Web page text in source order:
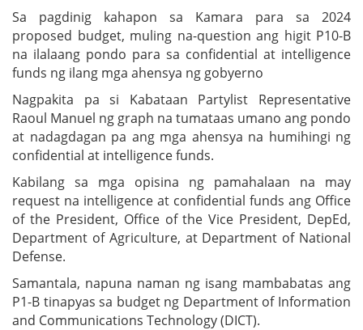
Sa pagdinig kahapon sa Kamara para sa 2024
proposed budget, muling na-question ang higit P10-B
na ilalaang pondo para sa confidential at intelligence
funds ng ilang mga ahensya ng gobyerno
Nagpakita pa si Kabataan Partylist Representative
Raoul Manuel ng graph na tumataas umano ang pondo
at nadagdagan pa ang mga ahensya na humihingi ng
confidential at intelligence funds.
Kabilang sa mga opisina ng pamahalaan na may
request na intelligence at confidential funds ang Office
of the President, Office of the Vice President, DepEd,
Department of Agriculture, at Department of National
Defense.
Samantala, napuna naman ng isang mambabatas ang
P1-B tinapyas sa budget ng Department of Information
and Communications Technology (DICT).